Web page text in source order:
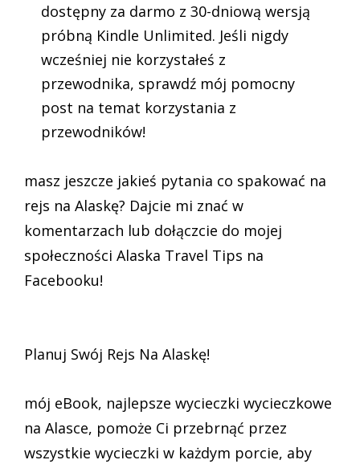
dostępny za darmo z 30-dniową wersją
próbną Kindle Unlimited. Jeśli nigdy
wcześniej nie korzystałeś z
przewodnika, sprawdź mój pomocny
post na temat korzystania z
przewodników!
masz jeszcze jakieś pytania co spakować na
rejs na Alaskę? Dajcie mi znać w
komentarzach lub dołączcie do mojej
społeczności Alaska Travel Tips na
Facebooku!
Planuj Swój Rejs Na Alaskę!
mój eBook, najlepsze wycieczki wycieczkowe
na Alasce, pomoże Ci przebrnąć przez
wszystkie wycieczki w każdym porcie, aby